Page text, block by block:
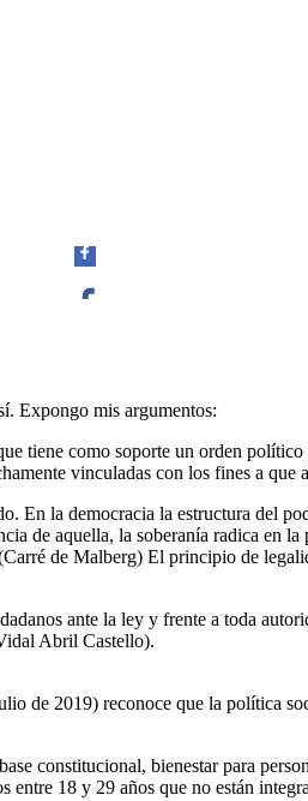
Twitter
Whatsapp
Expongo mis argumentos:
tiene como soporte un orden
vinculadas con los fines a que
En la democracia la estructura del
de aquella, la soberanía radica en
de Malberg) El principio de
ante la ley y frente a toda
Abril Castello).
de 2019) reconoce que la política
constitucional, bienestar para
18 y 29 años que no están